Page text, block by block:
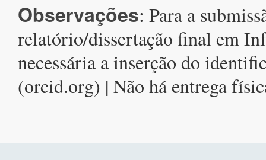
Observações: Para a
relatório/dissertação final em
necessária a inserção do
(orcid.org) | Não há entrega